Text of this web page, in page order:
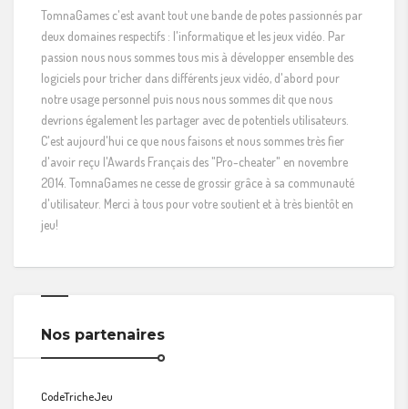
TomnaGames c'est avant tout une bande de potes passionnés par
deux domaines respectifs : l'informatique et les jeux vidéo. Par
passion nous nous sommes tous mis à développer ensemble des
logiciels pour tricher dans différents jeux vidéo, d'abord pour
notre usage personnel puis nous nous sommes dit que nous
devrions également les partager avec de potentiels utilisateurs.
C'est aujourd'hui ce que nous faisons et nous sommes très fier
d'avoir reçu l'Awards Français des "Pro-cheater" en novembre
2014. TomnaGames ne cesse de grossir grâce à sa communauté
d'utilisateur. Merci à tous pour votre soutient et à très bientôt en
jeu!
Nos partenaires
CodeTricheJeu